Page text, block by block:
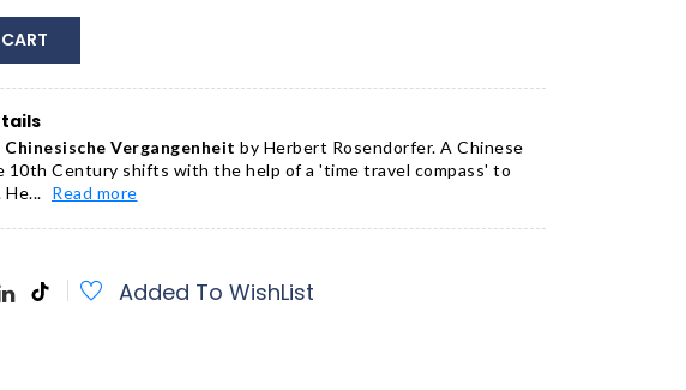
Vergangenheit by Herbert Rosendorfer. A Chinese
10th Century shifts with the help of a 'time travel compass' to
Read more
Added To WishList